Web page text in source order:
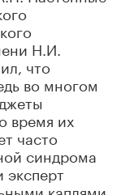
Н.И.
что
во многом
время их
часто
синдрома
эксперт
каплями